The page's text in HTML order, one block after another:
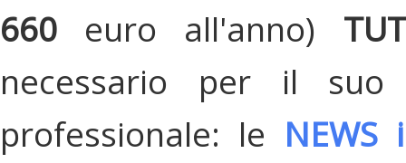
660 euro all'anno)
necessario per il suo
professionale: le